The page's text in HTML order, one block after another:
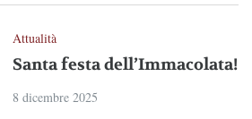
Attualità
Santa festa dell’Immacolata!
8 dicembre 2025